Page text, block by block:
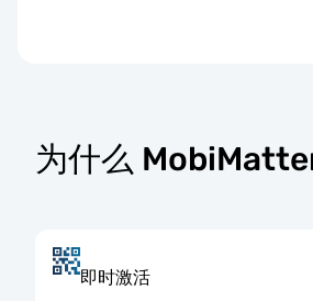
为什么
即时激活